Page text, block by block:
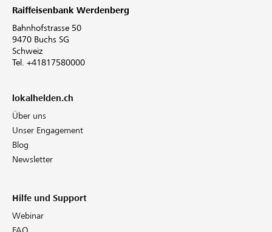
Raiffeisenbank Werdenberg
Bahnhofstrasse 50
9470 Buchs SG
Schweiz
Tel. +41817580000
lokalhelden.ch
Über uns
Unser Engagement
Blog
Newsletter
Hilfe und Support
Webinar
FAQ